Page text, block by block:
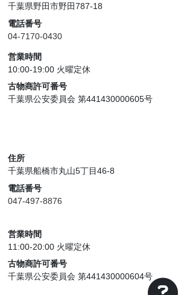
千葉県野田市野田787-18
電話番号
04-7170-0430
営業時間
10:00-19:00 火曜定休
古物商許可番号
千葉県公安委員会 第441430000605号
住所
千葉県船橋市丸山5丁目46-8
電話番号
047-497-8876
営業時間
11:00-20:00 火曜定休
古物商許可番号
千葉県公安委員会 第441430000604号